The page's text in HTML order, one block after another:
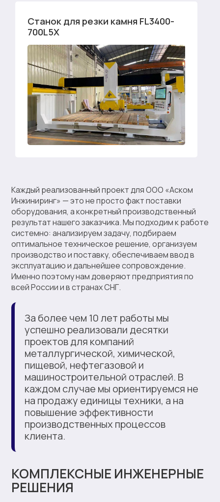
Станок для резки камня FL3400-
700L5X
Каждый реализованный проект для ООО «Аском
Инжиниринг» — это не просто факт поставки
оборудования, а конкретный производственный
результат нашего заказчика. Мы подходим к работе
системно: анализируем задачу, подбираем
оптимальное техническое решение, организуем
производство и поставку, обеспечиваем ввод в
эксплуатацию и дальнейшее сопровождение.
Именно поэтому нам доверяют предприятия по
всей России и в странах СНГ.
За более чем 10 лет работы мы
успешно реализовали десятки
проектов для компаний
металлургической, химической,
пищевой, нефтегазовой и
машиностроительной отраслей. В
каждом случае мы ориентируемся не
на продажу единицы техники, а на
повышение эффективности
производственных процессов
клиента.
КОМПЛЕКСНЫЕ ИНЖЕНЕРНЫЕ
РЕШЕНИЯ